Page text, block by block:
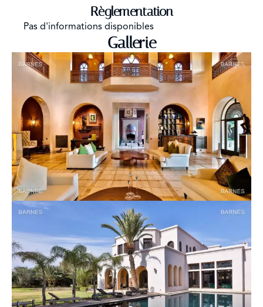
Règlementation
Pas d'informations disponibles
Gallerie